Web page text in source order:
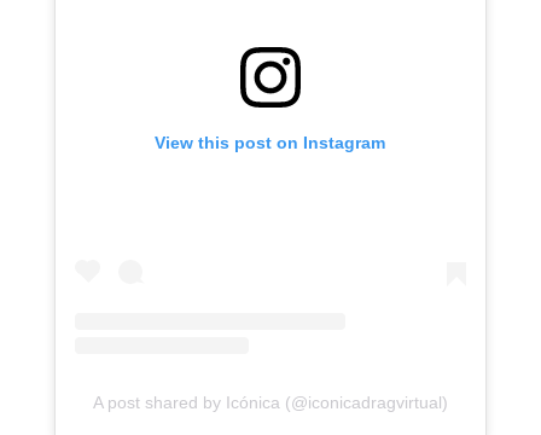
View this post on Instagram
A post shared by Icónica (@iconicadragvirtual)